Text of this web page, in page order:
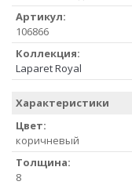
Артикул:
106866
Коллекция:
Laparet Royal
Характеристики
Цвет:
коричневый
Толщина:
8